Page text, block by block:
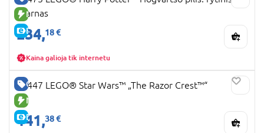
NAUJA PREKĖ
E-KAINA
sparnas
234,18 €
Kaina galioja tik internetu
GERA KAINA
NAUJA PREKĖ
E-KAINA
75447 LEGO® Star Wars™ „The Razor Crest™“
141,38 €